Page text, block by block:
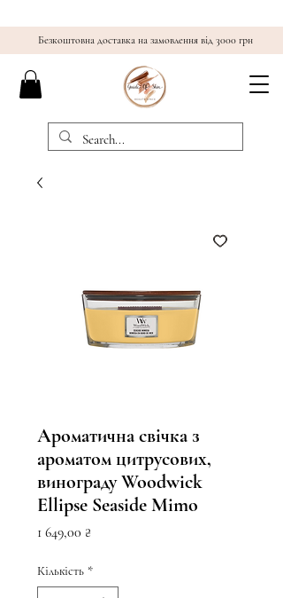
Безкоштовна доставка на замовлення від 3000 грн
Ароматична свічка з
ароматом цитрусових,
винограду Woodwick
Ellipse Seaside Mimo
1 649,00 ₴
Кількість *